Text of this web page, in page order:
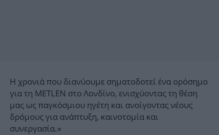
Η χρονιά που διανύουμε σηματοδοτεί ένα ορόσημο
για τη METLEN στο Λονδίνο, ενισχύοντας τη θέση
μας ως παγκόσμιου ηγέτη και ανοίγοντας νέους
δρόμους για ανάπτυξη, καινοτομία και
συνεργασία.»